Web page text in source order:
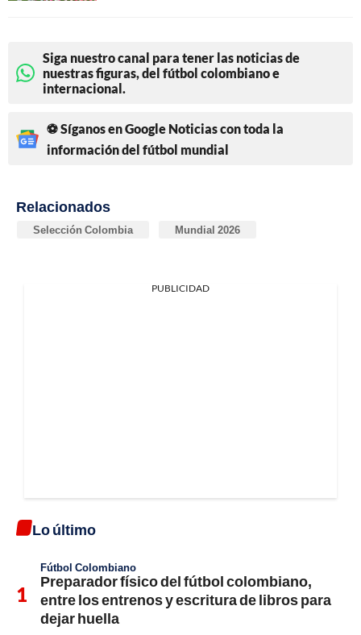
Siga nuestro canal para tener las noticias de
nuestras figuras, del fútbol colombiano e
internacional.
⚽ Síganos en Google Noticias con toda la
información del fútbol mundial
Relacionados
Selección Colombia Mundial 2026
PUBLICIDAD
Lo último
Fútbol Colombiano
Preparador físico del fútbol colombiano,
entre los entrenos y escritura de libros para
dejar huella